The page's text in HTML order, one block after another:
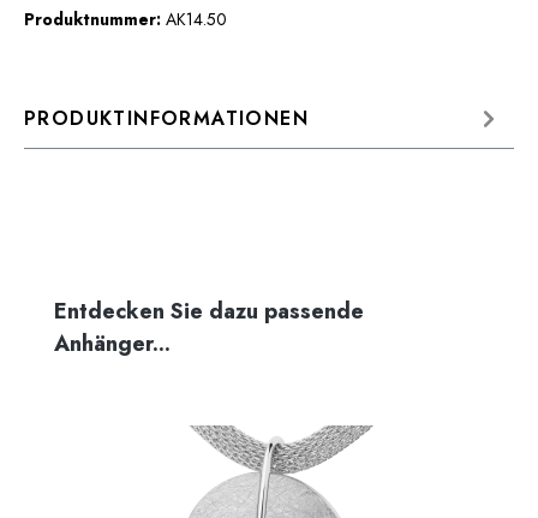
Produktnummer: AK14.50
PRODUKTINFORMATIONEN
Produktgalerie überspringen
Entdecken Sie dazu passende
Anhänger...